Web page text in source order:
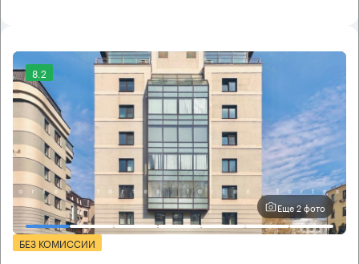
8.2
Еще 2 фото
БЕЗ КОМИССИИ